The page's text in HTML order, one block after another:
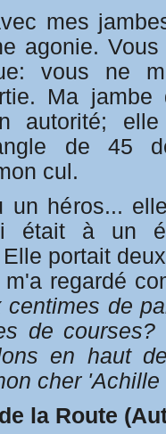
mes
agonie.
vous ne
Ma
autorité;
de 45
cul.
un héros...
était à un
portait
regardé
centimes de
de
en haut
cher
la Route